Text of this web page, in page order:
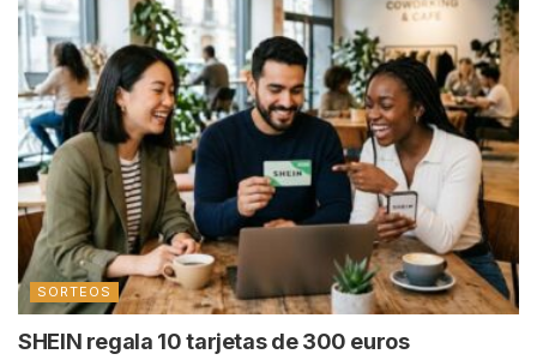
SORTEOS
SHEIN regala 10 tarjetas de 300 euros